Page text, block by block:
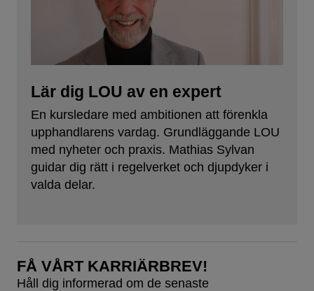
Lär dig LOU av en expert
En kursledare med ambitionen att förenkla
upphandlarens vardag. Grundläggande LOU
med nyheter och praxis. Mathias Sylvan
guidar dig rätt i regelverket och djupdyker i
valda delar.
FÅ VÅRT KARRIÄRBREV!
Håll dig informerad om de senaste